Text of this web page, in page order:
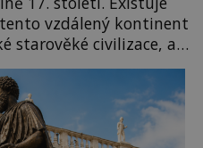
vzdálený kontinent
starověké civilizace, a
starověku kartografové
kontinent Terra
Do jisté míry to byl